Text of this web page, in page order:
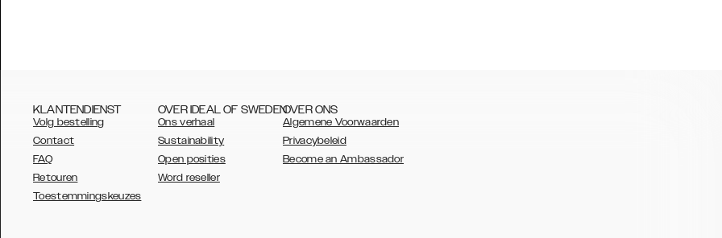
KLANTENDIENST
Volg bestelling
Contact
FAQ
Retouren
Toestemmingskeuzes
OVER IDEAL OF SWEDEN
Ons verhaal
Sustainability
Open posities
Word reseller
OVER ONS
Algemene Voorwaarden
Privacybeleid
Become an Ambassador
AUSTRALIA